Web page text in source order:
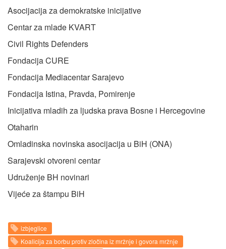
Asocijacija za demokratske inicijative
Centar za mlade KVART
Civil Rights Defenders
Fondacija CURE
Fondacija Mediacentar Sarajevo
Fondacija Istina, Pravda, Pomirenje
Inicijativa mladih za ljudska prava Bosne i Hercegovine
Otaharin
Omladinska novinska asocijacija u BiH (ONA)
Sarajevski otvoreni centar
Udruženje BH novinari
Vijeće za štampu BiH
izbjeglice
Koalicija za borbu protiv zločina iz mržnje i govora mržnje